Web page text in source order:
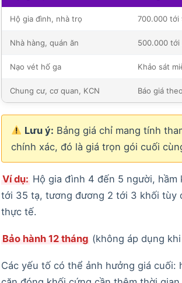
Hộ gia đình, nhà trọ 700.000 tới
Nhà hàng, quán ăn 500.000 tới
Nạo vét hố ga Khảo sát
Chung cư, cơ quan, KCN Báo giá
Lưu ý: Bảng giá chỉ mang tính
chính xác, đó là giá trọn gói cuối
Ví dụ: Hộ gia đình 4 đến 5 người,
tới 35 tạ, tương đương 2 tới 3 khối tùy
thực tế.
Bảo hành 12 tháng (không áp dụng
Các yếu tố có thể ảnh hưởng giá cuối: